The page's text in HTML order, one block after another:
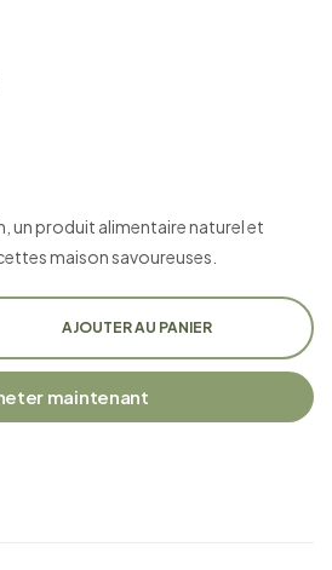
un produit alimentaire naturel et
maison savoureuses.
AJOUTER AU PANIER
maintenant